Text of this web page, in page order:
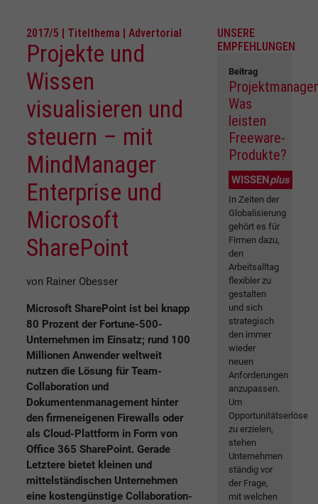
2017/5 | Titelthema | Advertorial
Projekte und
Wissen
visualisieren und
steuern – mit
MindManager
Enterprise und
Microsoft
SharePoint
von Rainer Obesser
Microsoft SharePoint ist bei knapp
80 Prozent der Fortune-500-
Unternehmen im Einsatz; rund 100
Millionen Anwender weltweit
nutzen die Lösung für Team-
Collaboration und
Dokumentenmanagement hinter
den firmeneigenen Firewalls oder
als Cloud-Plattform in Form von
Office 365 SharePoint. Gerade
Letztere bietet kleinen und
mittelständischen Unternehmen
eine kostengünstige Collaboration-
UNSERE
EMPFEHLUNGEN
Beitrag
Was
leisten
Freeware-
Produkte?
WISSENplus
In Zeiten der
Globalisierung
gehört es für
Firmen dazu,
den
Arbeitsalltag
flexibler zu
gestalten
und sich
strategisch
den immer
wieder
neuen
Anforderungen
anzupassen.
Um
Opportunitätserlöse
zu erzielen,
stehen
Unternehmen
ständig vor
der Frage,
mit welchen